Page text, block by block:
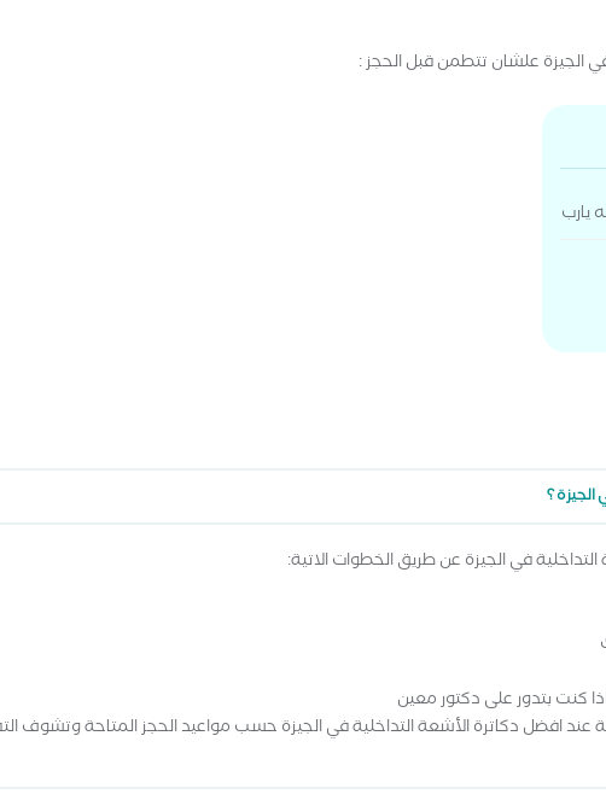
الجيزة علشان تتطمن قبل الحجز :
يارب
؟
في الجيزة عن طريق الخطوات الاتية:
كنت بتدور على دكتور معين
افضل دكاترة الأشعة التداخلية في الجيزة حسب مواعيد الحجز المتاحة وتشوف